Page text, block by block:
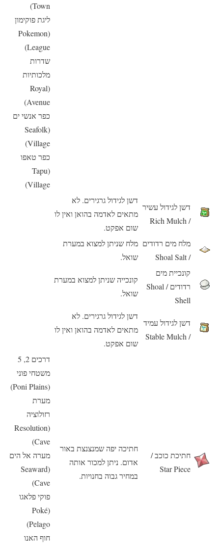
Town)
ליגת פוקימון
(Pokemon
League)
שדרות
מלכותיות
(Royal
Avenue)
כפר אנשי ים
(Seafolk
Village)
כפר טאפו
(Tapu
Village)
דשן לגידול עשיר
/ Rich Mulch
דשן לגידול גרגירים. לא
מתאים לאדמה בהואן ואין לו
שום אפקט.
מלח מים רדודים
/ Shoal Salt
מלח שניתן למצוא במערת
שואל.
קונכיית מים
רדודים / Shoal
Shell
קונכייה שניתן למצוא במערת
שואל.
דשן לגידול עמיד
/ Stable Mulch
דשן לגידול גרגירים. לא
מתאים לאדמה בהואן ואין לו
שום אפקט.
חתיכת כוכב /
Star Piece
חתיכה יפה שמנצנצת באור
אדום. ניתן למכור אותה
במחיר גבוה בחנויות.
דרכים 2, 5
משטחי פוני
(Poni Plains)
מערת
רזולוציה
(Resolution
Cave)
מערה אל הים
(Seaward
Cave)
פוקי פלאגו
(Poké
Pelago)
חוף האנו